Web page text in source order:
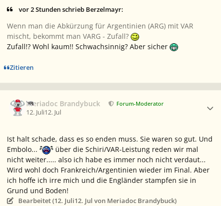
vor 2 Stunden schrieb Berzelmayr:
Wenn man die Abkürzung für Argentinien (ARG) mit VAR
mischt, bekommt man VARG - Zufall?
Zufall!? Wohl kaum!! Schwachsinnig? Aber sicher
Zitieren
Meriadoc Brandybuck Forum-Moderator
12. Juli12. Jul
Ist halt schade, dass es so enden muss. Sie waren so gut. Und
Embolo...
über die Schiri/VAR-Leistung reden wir mal
nicht weiter..... also ich habe es immer noch nicht verdaut...
Wird wohl doch Frankreich/Argentinien wieder im Final. Aber
ich hoffe ich irre mich und die Engländer stampfen sie in
Grund und Boden!
Bearbeitet (12. Juli12. Jul von Meriadoc Brandybuck)